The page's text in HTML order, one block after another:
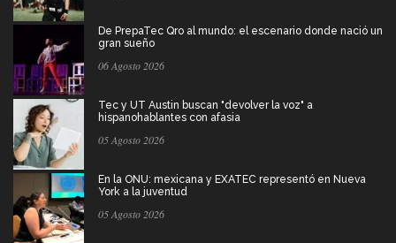
De PrepaTec Qro al mundo: el escenario donde nació un
gran sueño
06 Agosto 2026
Tec y UT Austin buscan "devolver la voz" a
hispanohablantes con afasia
05 Agosto 2026
En la ONU: mexicana y EXATEC representó en Nueva
York a la juventud
05 Agosto 2026